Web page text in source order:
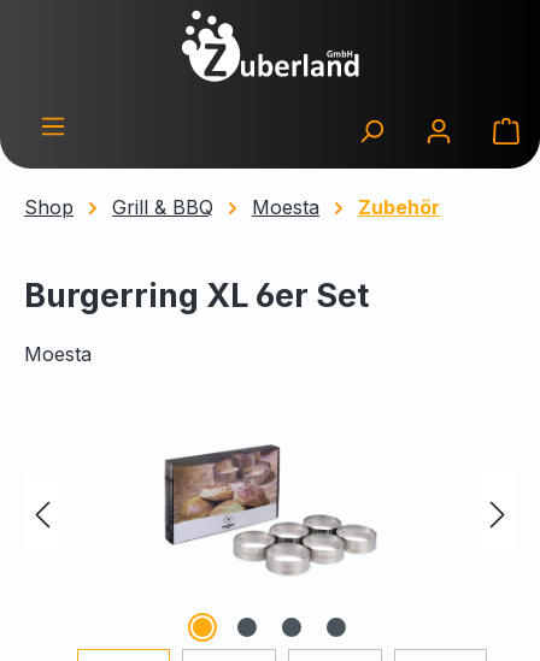
Zum Hauptinhalt springen
Shop Grill & BBQ Moesta Zubehör
Burgerring XL 6er Set
Moesta